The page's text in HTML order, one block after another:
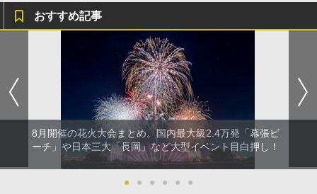
おすすめ記事
8月開催の花火大会まとめ。国内最大級2.4万発「幕張ビ
ーチ」や日本三大「長岡」など大型イベント目白押し！
● ● ● ● ● ●